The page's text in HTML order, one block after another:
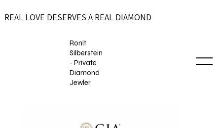
REAL LOVE DESERVES A REAL DIAMOND
Ronit
Silberstein
- Private
Diamond
Jewler